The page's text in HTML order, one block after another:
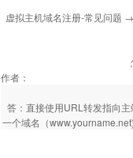
虚拟主机域名注册-常见问题
作者：
答：直接使用URL转发指向
一个域名（